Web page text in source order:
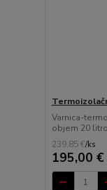
Varnica-
objem 20
239,85 €/ks
195,00 €